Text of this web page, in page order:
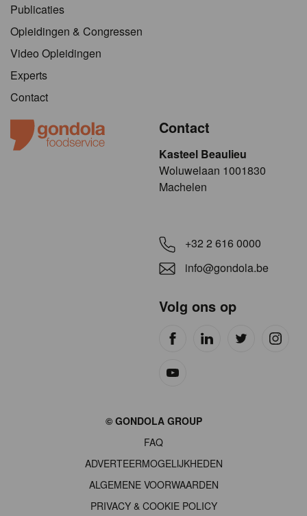
Publicaties
Opleidingen & Congressen
Video Opleidingen
Experts
Contact
Contact
Kasteel Beaulieu
​​​Woluwelaan 1001830
Machelen
+32 2 616 0000
info@gondola.be
Volg ons op
© GONDOLA GROUP
FAQ
ADVERTEERMOGELIJKHEDEN
ALGEMENE VOORWAARDEN
PRIVACY & COOKIE POLICY